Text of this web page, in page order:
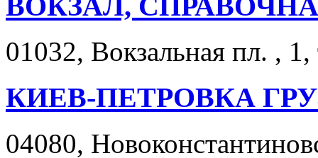
01032, Вокзальная пл. ,
КИЕВ-ПЕТРОВКА
04080,